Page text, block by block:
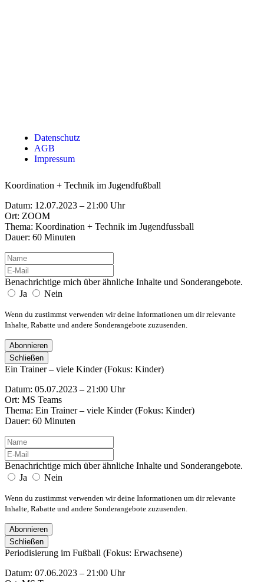
Datenschutz
AGB
Impressum
Koordination + Technik im Jugendfußball
Datum: 12.07.2023 – 21:00 Uhr
Ort: ZOOM
Thema: Koordination + Technik im Jugendfussball
Dauer: 60 Minuten
Benachrichtige mich über ähnliche Inhalte und Sonderangebote.
Ja
Nein
Wenn du zustimmst verwenden wir deine Informationen um dir relevante
Inhalte, Rabatte und andere Sonderangebote zuzusenden.
Abonnieren
Schließen
Ein Trainer – viele Kinder (Fokus: Kinder)
Datum: 05.07.2023 – 21:00 Uhr
Ort: MS Teams
Thema: Ein Trainer – viele Kinder (Fokus: Kinder)
Dauer: 60 Minuten
Benachrichtige mich über ähnliche Inhalte und Sonderangebote.
Ja
Nein
Wenn du zustimmst verwenden wir deine Informationen um dir relevante
Inhalte, Rabatte und andere Sonderangebote zuzusenden.
Abonnieren
Schließen
Periodisierung im Fußball (Fokus: Erwachsene)
Datum: 07.06.2023 – 21:00 Uhr